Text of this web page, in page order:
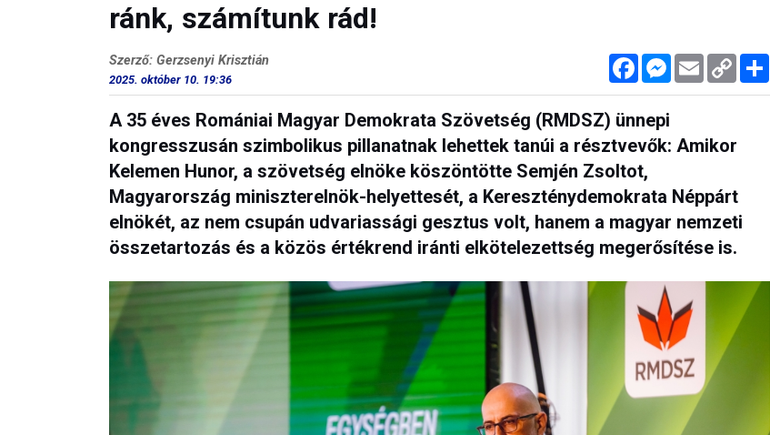
ránk, számítunk rád!
FacebookMessenger
Email Copy
Link
Szerző: Gerzsenyi Krisztián
2025. október 10. 19:36
A 35 éves Romániai Magyar Demokrata Szövetség (RMDSZ) ünnepi
kongresszusán szimbolikus pillanatnak lehettek tanúi a résztvevők: Amikor
Kelemen Hunor, a szövetség elnöke köszöntötte Semjén Zsoltot,
Magyarország miniszterelnök-helyettesét, a Kereszténydemokrata Néppárt
elnökét, az nem csupán udvariassági gesztus volt, hanem a magyar nemzeti
összetartozás és a közös értékrend iránti elkötelezettség megerősítése is.